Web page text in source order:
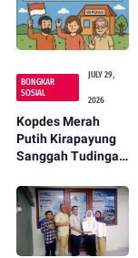
BONGKAR
SOSIAL
JULY 29,
2026
Kopdes Merah
Putih Kirapayung
Sanggah Tudingan
Kendaraan
Koperasi